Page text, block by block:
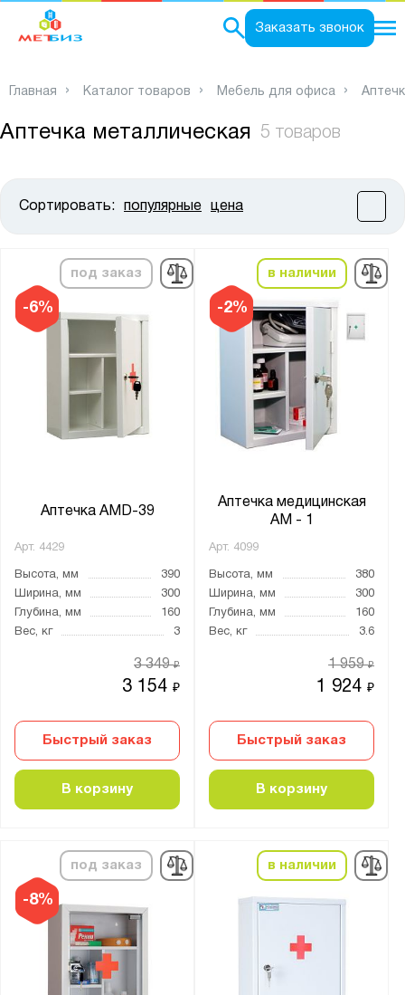
Заказать звонок
Главная Каталог товаров Мебель для офиса
Аптечка металлическая 5 товаров
Сортировать: популярные цена
-6%
под заказ
Аптечка AMD-39
Арт. 4429
Высота, мм
390
Ширина, мм
300
Глубина, мм
160
Вес, кг
3
3 154₽
3 349₽
Быстрый заказ
В корзину
-2%
в наличии
Аптечка медицинская
АМ - 1
Арт. 4099
Высота, мм
380
Ширина, мм
300
Глубина, мм
160
Вес, кг
3.6
1 924₽
1 959₽
Быстрый заказ
В корзину
-8%
под заказ в наличии
Высота, мм:
от
Ширина, мм:
Количество полок, шт.:
Тип покрытия поверхности:
порошковое
1 ключевой
Материал:
Цвет:
Страна производства:
Россия